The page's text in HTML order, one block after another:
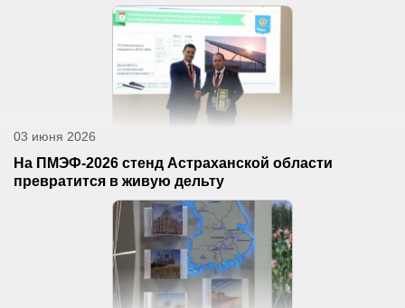
03 июня 2026
На ПМЭФ-2026 стенд Астраханской области
превратится в живую дельту